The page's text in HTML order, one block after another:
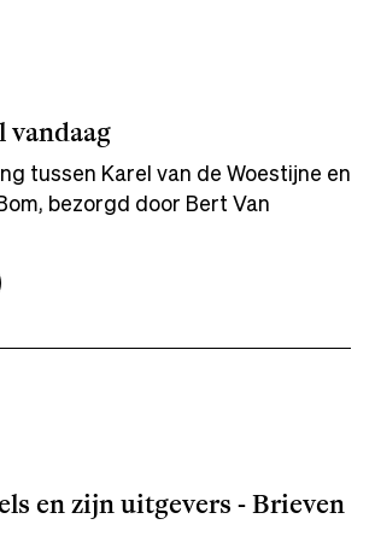
vandaag
tussen Karel van de Woestijne en
bezorgd door Bert Van
en zijn uitgevers - Brieven